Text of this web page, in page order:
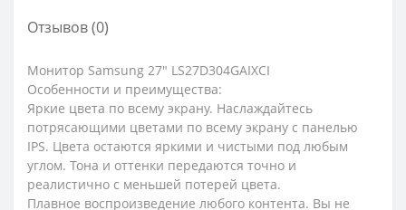
Отзывов (0)
Монитор Samsung 27" LS27D304GAIXCI
Особенности и преимущества:
Яркие цвета по всему экрану. Наслаждайтесь
потрясающими цветами по всему экрану с панелью
IPS. Цвета остаются яркими и чистыми под любым
углом. Тона и оттенки передаются точно и
реалистично с меньшей потерей цвета.
Плавное воспроизведение любого контента. Вы не